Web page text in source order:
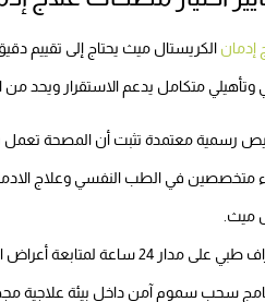
إدمان الكريستال ميث يحتاج إلى تقييم
متكامل يدعم الاستقرار ويحد من
رسمية معتمدة تثبت أن المصحة
متخصصين في الطب النفسي وعلاج
ميث.
أعراض الانسحاب والتدخل السريع عند حدوث أي مضاعفات.
سحب سموم آمن داخل بيئة علاجية